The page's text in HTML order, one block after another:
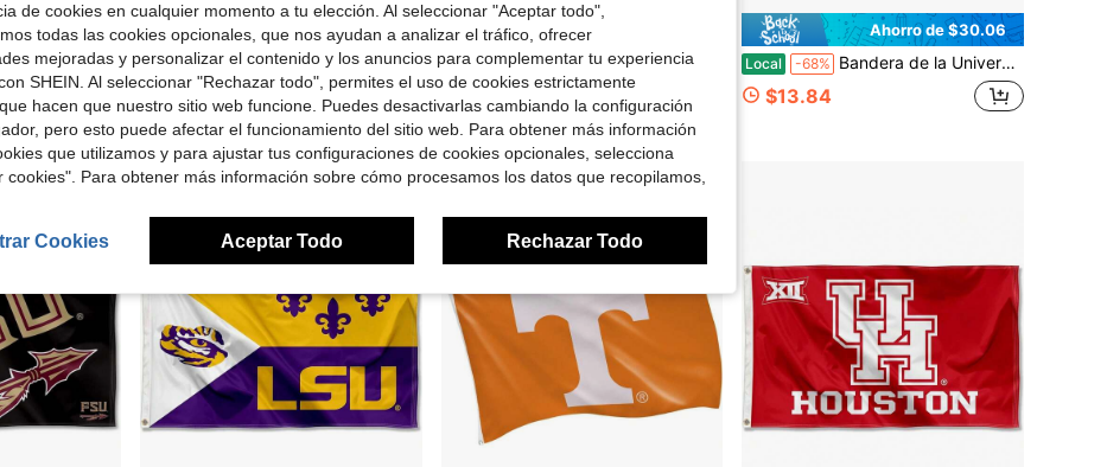
de $28.64
X 5 Pies, Tela Duradera para Interior y Exterior, Diseño 100% Poliéster (Estilo B)
Ahorro de $25.44
Local -65% Bandera de Letra Griega de Sororidad Chi Omega con Cactus del Desierto, para Usar como Pancarta Grande de 3x5 Pies
#9 Más vendidos en Coleccionables deportivos - Banderas
$13.46
Ahorro de $16.04
Local -56% Bandera de Marines y Sello 3x5 Pancarta
$12.66
Ahorro de $30.06
Local -68% Bandera de la Universidad Estatal de Florida FSU con diseño de cactus del desierto - 3 X 5 pies Bandera de los Seminoles, tela duradera para interiores y exteriores, diseño 100% poliéster (Negro)
$13.84
de cookies en cualquier momento a tu elección. Al seleccionar "Aceptar todo",
todas las cookies opcionales, que nos ayudan a analizar el tráfico, ofrecer
mejoradas y personalizar el contenido y los anuncios para complementar tu experiencia
SHEIN. Al seleccionar "Rechazar todo", permites el uso de cookies estrictamente
hacen que nuestro sitio web funcione. Puedes desactivarlas cambiando la configuración
pero esto puede afectar el funcionamiento del sitio web. Para obtener más información
que utilizamos y para ajustar tus configuraciones de cookies opcionales, selecciona
cookies". Para obtener más información sobre cómo procesamos los datos que recopilamos,
Cookies Aceptar Todo Rechazar Todo